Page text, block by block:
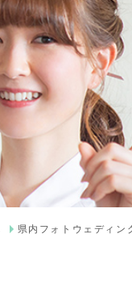
県内フォトウェディン